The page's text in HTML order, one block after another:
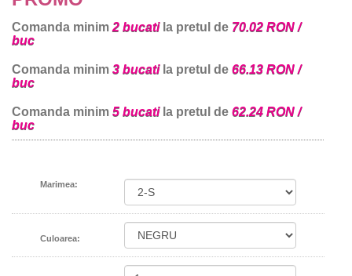
Comanda minim 2 bucatila pretul de 70.02 RON /
buc
Comanda minim 3 bucatila pretul de 66.13 RON /
buc
Comanda minim 5 bucatila pretul de 62.24 RON /
buc
Marimea:
Culoarea: